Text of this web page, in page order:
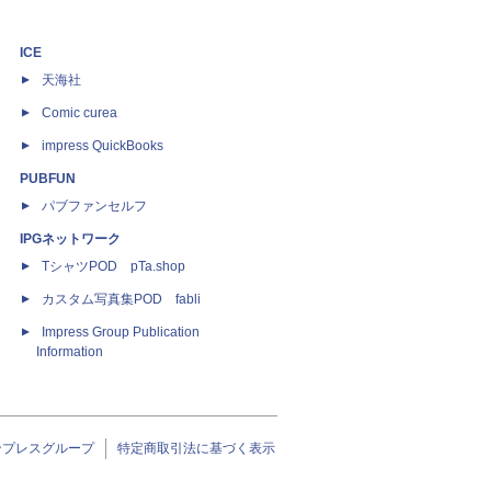
ICE
天海社
Comic curea
impress QuickBooks
PUBFUN
パブファンセルフ
IPGネットワーク
TシャツPOD pTa.shop
カスタム写真集POD fabli
Impress Group Publication
Information
プレスグループ 特定商取引法に基づく表示